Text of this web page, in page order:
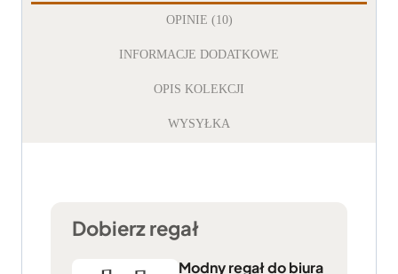
OPINIE (10)
INFORMACJE DODATKOWE
OPIS KOLEKCJI
WYSYŁKA
Dobierz regał
Modny regał do biura